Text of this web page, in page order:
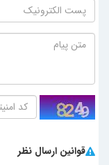
قوانین ارسال نظر